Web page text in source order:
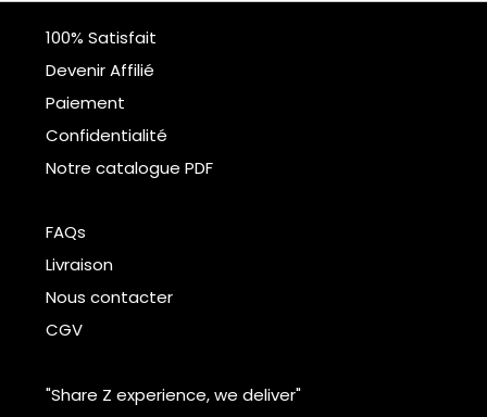
100% Satisfait
Devenir Affilié
Paiement
Confidentialité
Notre catalogue PDF
FAQs
Livraison
Nous contacter
CGV
"Share Z experience, we deliver"